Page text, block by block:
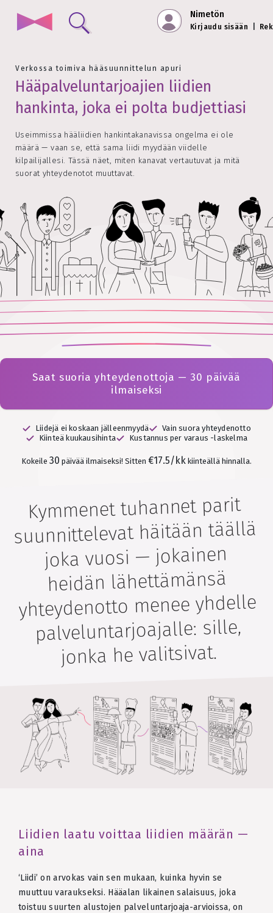
Nimetön
Kirjaudu sisään
Verkossa toimiva hääsuunnittelun apuri
Hääpalveluntarjoajien liidien
hankinta, joka ei polta budjettiasi
Useimmissa hääliidien hankintakanavissa ongelma ei ole
määrä — vaan se, että sama liidi myydään viidelle
kilpailijallesi. Tässä näet, miten kanavat vertautuvat ja mitä
suorat yhteydenotot muuttavat.
Saat suoria yhteydenottoja — 30 päivää
ilmaiseksi
Liidejä ei koskaan jälleenmyydä
Vain suora yhteydenotto
Kiinteä kuukausihinta
Kustannus per varaus -laskelma
Kokeile 30 päivää ilmaiseksi! Sitten €17.5/kk kiinteällä hinnalla.
Kymmenet tuhannet parit
suunnittelevat häitään täällä
joka vuosi — jokainen
heidän lähettämänsä
yhteydenotto menee yhdelle
palveluntarjoajalle: sille,
jonka he valitsivat.
Liidien laatu voittaa liidien määrän —
aina
‘Liidi’ on arvokas vain sen mukaan, kuinka hyvin se
muuttuu varaukseksi. Hääalan likainen salaisuus, joka
toistuu suurten alustojen palveluntarjoaja-arvioissa, on